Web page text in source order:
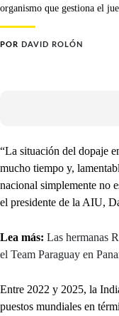
organismo que gestiona el
POR DAVID ROLÓN
“La situación del dopaje
mucho tiempo y,
nacional simplemente no
el presidente de la AIU,
Lea más: Las hermanas
el Team Paraguay en
Entre 2022 y 2025, la
puestos mundiales en